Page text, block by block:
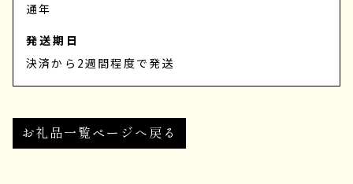
通年
発送期日
決済から2週間程度で発送
お礼品一覧ページへ戻る